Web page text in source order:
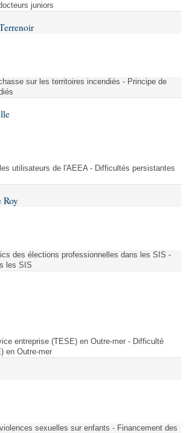
juniors
sur les territoires incendiés - Principe de
utilisateurs de l'AEEA - Difficultés persistantes
Roy
des élections professionnelles dans les SIS -
les SIS
entreprise (TESE) en Outre-mer - Difficulté
en Outre-mer
sexuelles sur enfants - Financement des